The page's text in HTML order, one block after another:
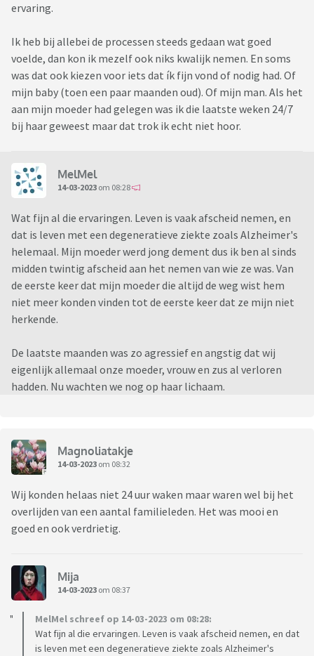
ervaring.
Ik heb bij allebei de processen steeds gedaan wat goed
voelde, dan kon ik mezelf ook niks kwalijk nemen. En soms
was dat ook kiezen voor iets dat ík fijn vond of nodig had. Of
mijn baby (toen een paar maanden oud). Of mijn man. Als het
aan mijn moeder had gelegen was ik die laatste weken 24/7
bij haar geweest maar dat trok ik echt niet hoor.
MelMel
14-03-2023 om 08:28
Wat fijn al die ervaringen. Leven is vaak afscheid nemen, en
dat is leven met een degeneratieve ziekte zoals Alzheimer's
helemaal. Mijn moeder werd jong dement dus ik ben al sinds
midden twintig afscheid aan het nemen van wie ze was. Van
de eerste keer dat mijn moeder die altijd de weg wist hem
niet meer konden vinden tot de eerste keer dat ze mijn niet
herkende.
De laatste maanden was zo agressief en angstig dat wij
eigenlijk allemaal onze moeder, vrouw en zus al verloren
hadden. Nu wachten we nog op haar lichaam.
Magnoliatakje
14-03-2023 om 08:32
Wij konden helaas niet 24 uur waken maar waren wel bij het
overlijden van een aantal familieleden. Het was mooi en
goed en ook verdrietig.
Mija
14-03-2023 om 08:37
MelMel schreef op 14-03-2023 om 08:28:
Wat fijn al die ervaringen. Leven is vaak afscheid nemen, en dat
is leven met een degeneratieve ziekte zoals Alzheimer's